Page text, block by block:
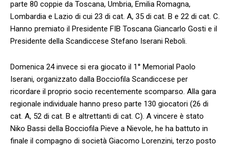
parte 80 coppie da Toscana, Umbria, Emilia Romagna,
Lombardia e Lazio di cui 23 di cat. A, 35 di cat. B e 22 di cat. C.
Hanno premiato il Presidente FIB Toscana Giancarlo Gosti e il
Presidente della Scandiccese Stefano Iserani Reboli.
Domenica 24 invece si era giocato il 1° Memorial Paolo
Iserani, organizzato dalla Bocciofila Scandiccese per
ricordare il proprio socio recentemente scomparso. Alla gara
regionale individuale hanno preso parte 130 giocatori (26 di
cat. A, 52 di cat. B e altrettanti di cat. C). A vincere è stato
Niko Bassi della Bocciofila Pieve a Nievole, he ha battuto in
finale il compagno di società Giacomo Lorenzini, terzo posto